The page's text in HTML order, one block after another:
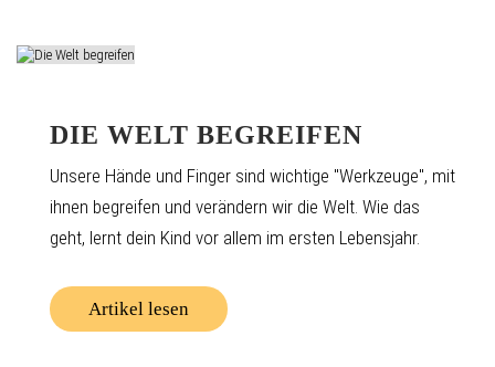
DIE WELT BEGREIFEN
Unsere Hände und Finger sind wichtige "Werkzeuge", mit
ihnen begreifen und verändern wir die Welt. Wie das
geht, lernt dein Kind vor allem im ersten Lebensjahr.
Artikel lesen